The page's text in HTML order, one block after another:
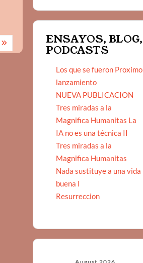
ENSAYOS, BLOG,
PODCASTS
Los que se fueron Proximo
lanzamiento
NUEVA PUBLICACION
Tres miradas a la
Magnifica Humanitas La
IA no es una técnica II
Tres miradas a la
Magnifica Humanitas
Nada sustituye a una vida
buena I
Resurreccion